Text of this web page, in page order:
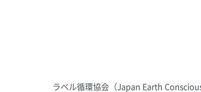
ラベル循環協会（Japan Earth